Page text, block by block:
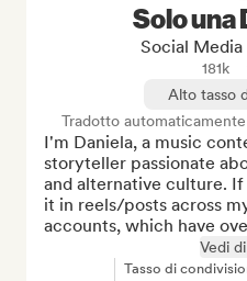
Solo una
Social
181k
Alto tasso
Tradotto automaticamente
I'm Daniela, a music
storyteller passionate
and alternative culture.
it in reels/posts across
accounts, which have
Vedi
Tasso di